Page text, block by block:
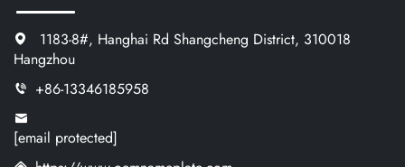
1183-8#, Hanghai Rd Shangcheng District, 310018
Hangzhou
+86-13346185958
[email protected]